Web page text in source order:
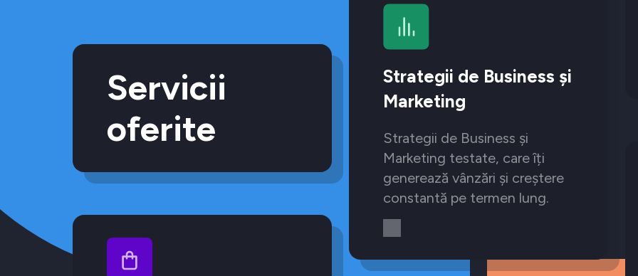
Servicii
oferite
Strategii de Business și
Marketing
Strategii de Business și
Marketing testate, care îți
generează vânzări și creștere
constantă pe termen lung.